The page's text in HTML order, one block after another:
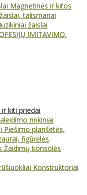
Magnetinės ir kitos
talismanai
žaislai
IMITAVIMO,
kiti priedai
rinkiniai
Piešimo planšetės,
figūrėlės
Žaidimų konsolės
Konstruktoriai